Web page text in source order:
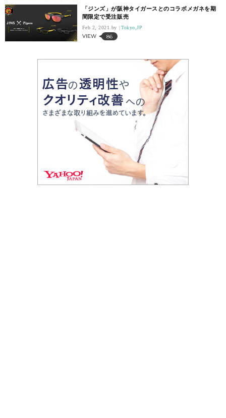
「ジンズ」が阪神タイガースとのコラボメガネを期
間限定で受注販売
Feb 2, 2021. Tokyo,JP
VIEW 86